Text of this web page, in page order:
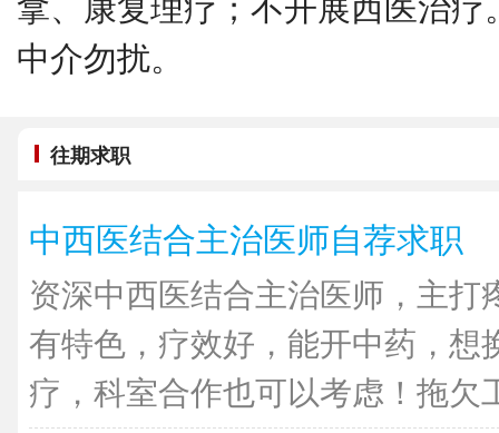
中介勿扰。
往期求职
中西医结合主治医师自荐求职
资深中西医结合主治医师，主打
有特色，疗效好，能开中药，想
疗，科室合作也可以考虑！拖欠